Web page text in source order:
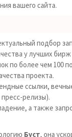
вашего сайта.
подбор
у лучших
по более чем 100
проекта.
ссылки,
релизы).
а также
Буст, она